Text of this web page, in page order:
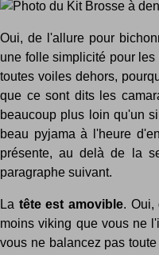
Oui, de l'allure pour
une folle simplicité pour
toutes voiles dehors,
que ce sont dits les
beaucoup plus loin qu'un
beau pyjama à l'heure
présente, au delà de la
paragraphe suivant.
La tête est amovible. Oui,
moins viking que vous ne
vous ne balancez pas